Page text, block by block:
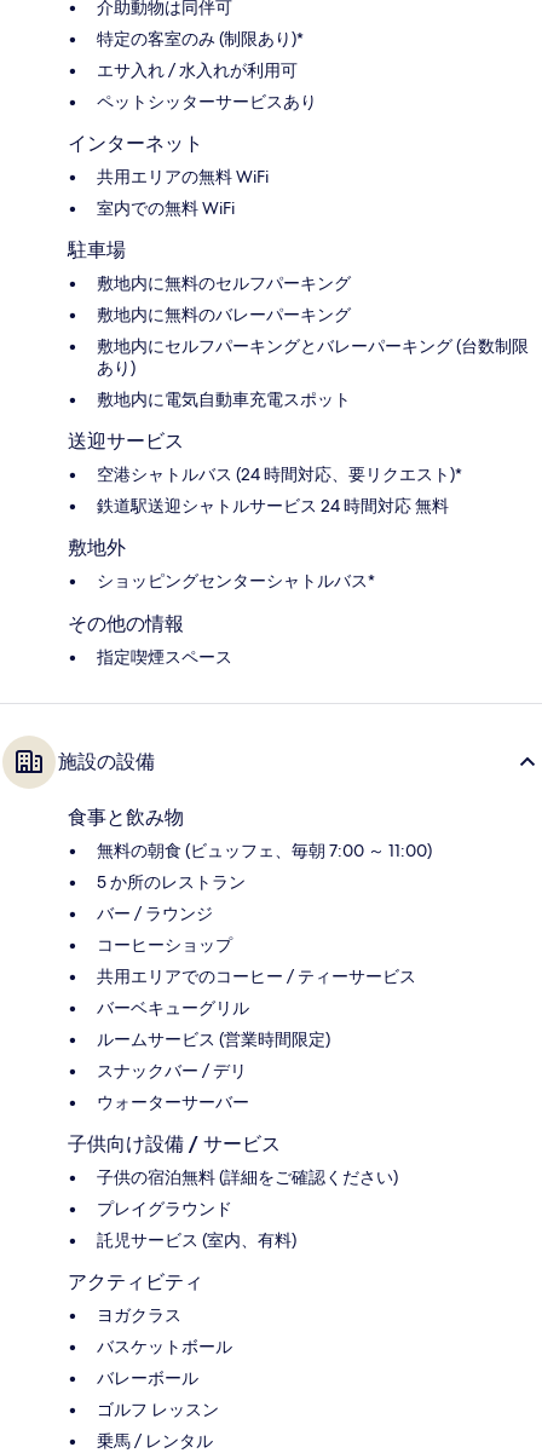
介助動物は同伴可
特定の客室のみ (制限あり)*
エサ入れ / 水入れが利用可
ペットシッターサービスあり
インターネット
共用エリアの無料 WiFi
室内での無料 WiFi
駐車場
敷地内に無料のセルフパーキング
敷地内に無料のバレーパーキング
敷地内にセルフパーキングとバレーパーキング (台数制限
あり)
敷地内に電気自動車充電スポット
送迎サービス
空港シャトルバス (24 時間対応、要リクエスト)*
鉄道駅送迎シャトルサービス 24 時間対応 無料
敷地外
ショッピングセンターシャトルバス*
その他の情報
指定喫煙スペース
施設の設備
食事と飲み物
無料の朝食 (ビュッフェ、毎朝 7:00 ～ 11:00)
5 か所のレストラン
バー / ラウンジ
コーヒーショップ
共用エリアでのコーヒー / ティーサービス
バーベキューグリル
ルームサービス (営業時間限定)
スナックバー / デリ
ウォーターサーバー
子供向け設備 / サービス
子供の宿泊無料 (詳細をご確認ください)
プレイグラウンド
託児サービス (室内、有料)
アクティビティ
ヨガクラス
バスケットボール
バレーボール
ゴルフ レッスン
乗馬 / レンタル